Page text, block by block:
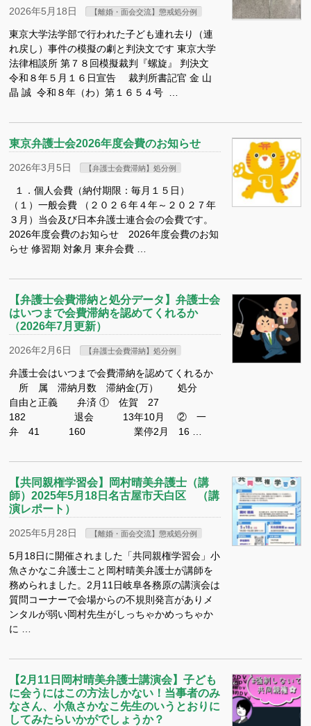
2026年5月18日 【離婚・面会交流】懲戒処分例
東京大学法学部で行われた子ども連れ去り（連
れ戻し）事件の模擬の劇と判決文です 東京⼤学
法律相談所 第７８回模擬裁判『螺旋』 判決⽂
令和８年５⽉１６⽇宣告 裁判所書記官 ⾦ ⼭
晶 誠 令和８年（わ）第１６５４号 …
東京弁護士会2026年度会費のお知らせ
2026年3月5日 【弁護士会費滞納】処分例
１．個人会費（納付期限：毎月１５日）
（１）一般会費 （２０２６年４年～２０２７年
３月）当会及び日本弁護士連合会の会費です。
2026年度会費のお知らせ 2026年度会費のお知
らせ 修習期 対象月 東弁会費 …
【弁護士会費滞納と処分データ】弁護士会
はいつまで会費滞納を認めてくれるか
（2026年7月更新）
2026年2月6日 【弁護士会費滞納】処分例
弁護士会はいつまで会費滞納を認めてくれるか
所 属 滞納月数 滞納金(万） 処分
自由と正義 弁済 ① 佐賀 27
182 退会 13年10月 ② 一
弁 41 160 業停2月 16 …
【共同親権学習会】岡村晴美弁護士（講
師）2025年5月18日名古屋市天白区 （講
演レポート）
2025年5月28日 【離婚・面会交流】懲戒処分例
5月18日に開催されました「共同親権学習会」小
魚さかなこ弁護士こと岡村晴美弁護士が講師を
務められました。2月11日岐阜各務原の講演会は
質問コーナーで会場からの不規則発言がありメ
ンタルが弱い岡村先生がしっちゃかめっちゃか
に …
【2月11日岡村晴美弁護士講演会】子ども
に会うにはこの方法しかない！当事者のみ
なさん、小魚さかなこ先生のいうとおりに
してみたらいかがでしょうか？